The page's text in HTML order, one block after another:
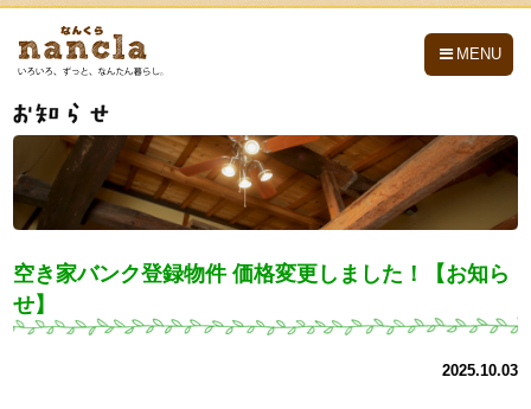
MENU
空き家バンク登録物件 価格変更しました！【お知ら
せ】
2025.10.03